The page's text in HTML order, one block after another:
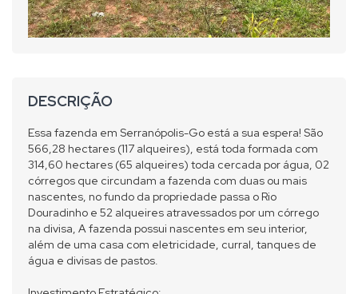
DESCRIÇÃO
Essa fazenda em Serranópolis-Go está a sua espera! São
566,28 hectares (117 alqueires), está toda formada com
314,60 hectares (65 alqueires) toda cercada por água, 02
córregos que circundam a fazenda com duas ou mais
nascentes, no fundo da propriedade passa o Rio
Douradinho e 52 alqueires atravessados por um córrego
na divisa, A fazenda possui nascentes em seu interior,
além de uma casa com eletricidade, curral, tanques de
água e divisas de pastos.